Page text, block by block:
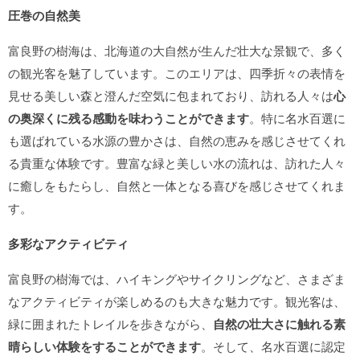
圧巻の自然美
富良野の樹海は、北海道の大自然が生んだ壮大な景観で、多く
の観光客を魅了しています。このエリアは、四季折々の表情を
見せる美しい森と澄んだ空気に包まれており、訪れる人々は心
の奥深くに残る感動を味わうことができます。特に名水百選に
も選ばれている水源の豊かさは、自然の恵みを感じさせてくれ
る貴重な体験です。豊富な緑と美しい水の流れは、訪れた人々
に癒しをもたらし、自然と一体となる喜びを感じさせてくれま
す。
多彩なアクティビティ
富良野の樹海では、ハイキングやサイクリングなど、さまざま
なアクティビティが楽しめるのも大きな魅力です。観光客は、
緑に囲まれたトレイルを歩きながら、 自然の壮大さに触れる素
晴らしい体験をすることができます。そして、名水百選に認定